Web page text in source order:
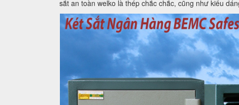
sắt an toàn welko là thép chắc chắc, cũng như kiểu